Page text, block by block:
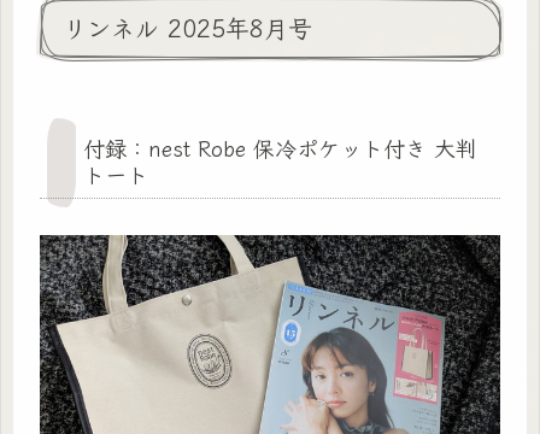
リンネル 2025年8月号
付録：nest Robe 保冷ポケット付き 大判
トート